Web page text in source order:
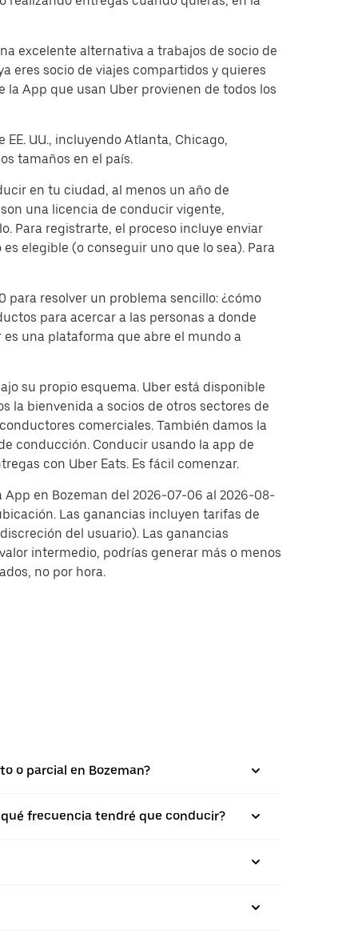
excelente alternativa a trabajos de socio de
eres socio de viajes compartidos y quieres
App que usan Uber provienen de todos los
UU., incluyendo Atlanta, Chicago,
tamaños en el país.
en tu ciudad, al menos un año de
una licencia de conducir vigente,
Para registrarte, el proceso incluye enviar
elegible (o conseguir uno que lo sea). Para
para resolver un problema sencillo: ¿cómo
para acercar a las personas a donde
una plataforma que abre el mundo a
su propio esquema. Uber está disponible
la bienvenida a socios de otros sectores de
comerciales. También damos la
conducción. Conducir usando la app de
con Uber Eats. Es fácil comenzar.
App en Bozeman del 2026-07-06 al 2026-08-
Las ganancias incluyen tarifas de
del usuario). Las ganancias
intermedio, podrías generar más o menos
no por hora.
o parcial en Bozeman?
frecuencia tendré que conducir?